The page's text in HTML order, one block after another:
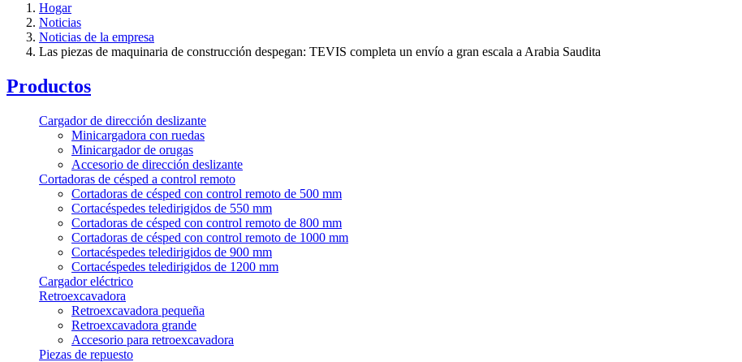
Hogar
Noticias
Noticias de la empresa
Las piezas de maquinaria de construcción despegan: TEVIS completa un envío a gran escala a Arabia Saudita
Productos
Cargador de dirección deslizante
Minicargadora con ruedas
Minicargador de orugas
Accesorio de dirección deslizante
Cortadoras de césped a control remoto
Cortadoras de césped con control remoto de 500 mm
Cortacéspedes teledirigidos de 550 mm
Cortadoras de césped con control remoto de 800 mm
Cortadoras de césped con control remoto de 1000 mm
Cortacéspedes teledirigidos de 900 mm
Cortacéspedes teledirigidos de 1200 mm
Cargador eléctrico
Retroexcavadora
Retroexcavadora pequeña
Retroexcavadora grande
Accesorio para retroexcavadora
Piezas de repuesto